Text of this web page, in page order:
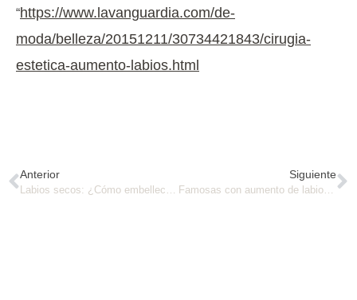
“https://www.lavanguardia.com/de-
moda/belleza/20151211/30734421843/cirugia-
estetica-aumento-labios.html
Anterior
Labios secos: ¿Cómo embellecerlos?
Siguiente
Famosas con aumento de labios: Conócelas